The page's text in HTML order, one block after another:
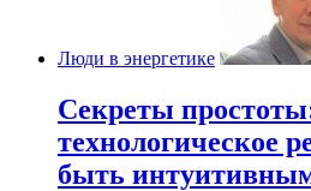
Люди в энергетике
Секреты
технологическое
быть